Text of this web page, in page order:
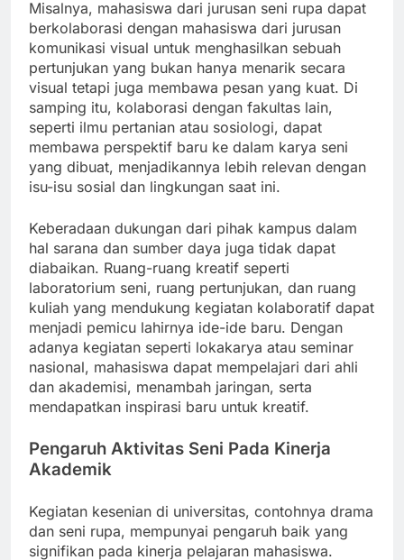
Misalnya, mahasiswa dari jurusan seni rupa dapat
berkolaborasi dengan mahasiswa dari jurusan
komunikasi visual untuk menghasilkan sebuah
pertunjukan yang bukan hanya menarik secara
visual tetapi juga membawa pesan yang kuat. Di
samping itu, kolaborasi dengan fakultas lain,
seperti ilmu pertanian atau sosiologi, dapat
membawa perspektif baru ke dalam karya seni
yang dibuat, menjadikannya lebih relevan dengan
isu-isu sosial dan lingkungan saat ini.
Keberadaan dukungan dari pihak kampus dalam
hal sarana dan sumber daya juga tidak dapat
diabaikan. Ruang-ruang kreatif seperti
laboratorium seni, ruang pertunjukan, dan ruang
kuliah yang mendukung kegiatan kolaboratif dapat
menjadi pemicu lahirnya ide-ide baru. Dengan
adanya kegiatan seperti lokakarya atau seminar
nasional, mahasiswa dapat mempelajari dari ahli
dan akademisi, menambah jaringan, serta
mendapatkan inspirasi baru untuk kreatif.
Pengaruh Aktivitas Seni Pada Kinerja
Akademik
Kegiatan kesenian di universitas, contohnya drama
dan seni rupa, mempunyai pengaruh baik yang
signifikan pada kinerja pelajaran mahasiswa.